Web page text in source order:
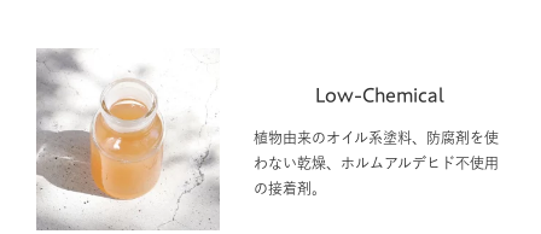
Low-Chemical
植物由来のオイル系塗料、防腐剤を使
わない乾燥、ホルムアルデヒド不使用
の接着剤。